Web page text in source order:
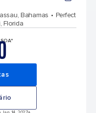
Bahamas
Perfect
Florida